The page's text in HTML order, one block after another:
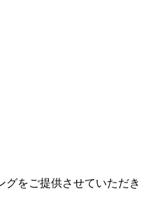
をご提供させていただき